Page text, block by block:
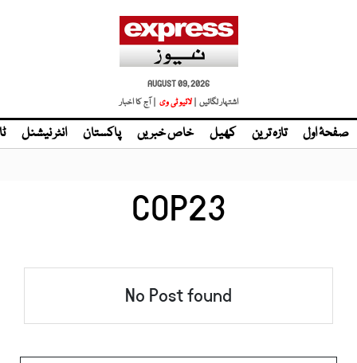
AUGUST 09, 2026
اشتہار لگائیں | لائیو ٹی وی | آج کا اخبار
صفحۂ اول تازہ ترین کھیل خاص خبریں پاکستان انٹر نیشنل
COP23
No Post found